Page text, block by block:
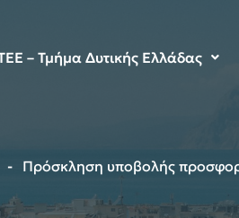
– Τμήμα Δυτικής Ελλάδας
Πρόσκληση υποβολής